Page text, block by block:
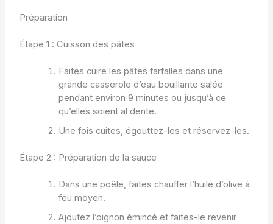
Préparation
Étape 1 : Cuisson des pâtes
Faites cuire les pâtes farfalles dans une
grande casserole d’eau bouillante salée
pendant environ 9 minutes ou jusqu’à ce
qu’elles soient al dente.
Une fois cuites, égouttez-les et réservez-les.
Étape 2 : Préparation de la sauce
Dans une poêle, faites chauffer l’huile d’olive à
feu moyen.
Ajoutez l’oignon émincé et faites-le revenir